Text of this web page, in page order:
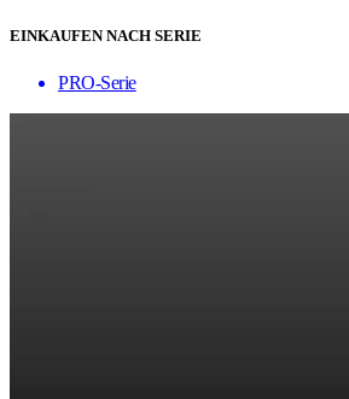
EINKAUFEN NACH SERIE
PRO-Serie